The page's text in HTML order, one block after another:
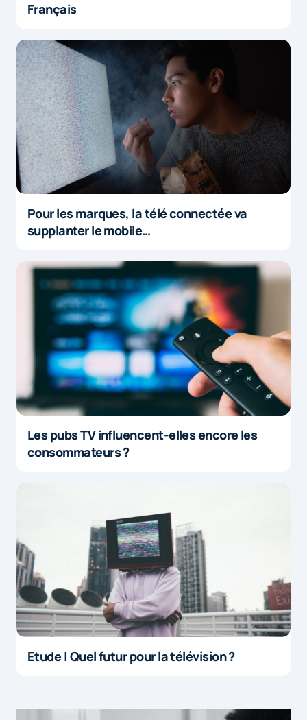
Français
Pour les marques, la télé connectée va
supplanter le mobile…
Les pubs TV influencent-elles encore les
consommateurs ?
Etude | Quel futur pour la télévision ?